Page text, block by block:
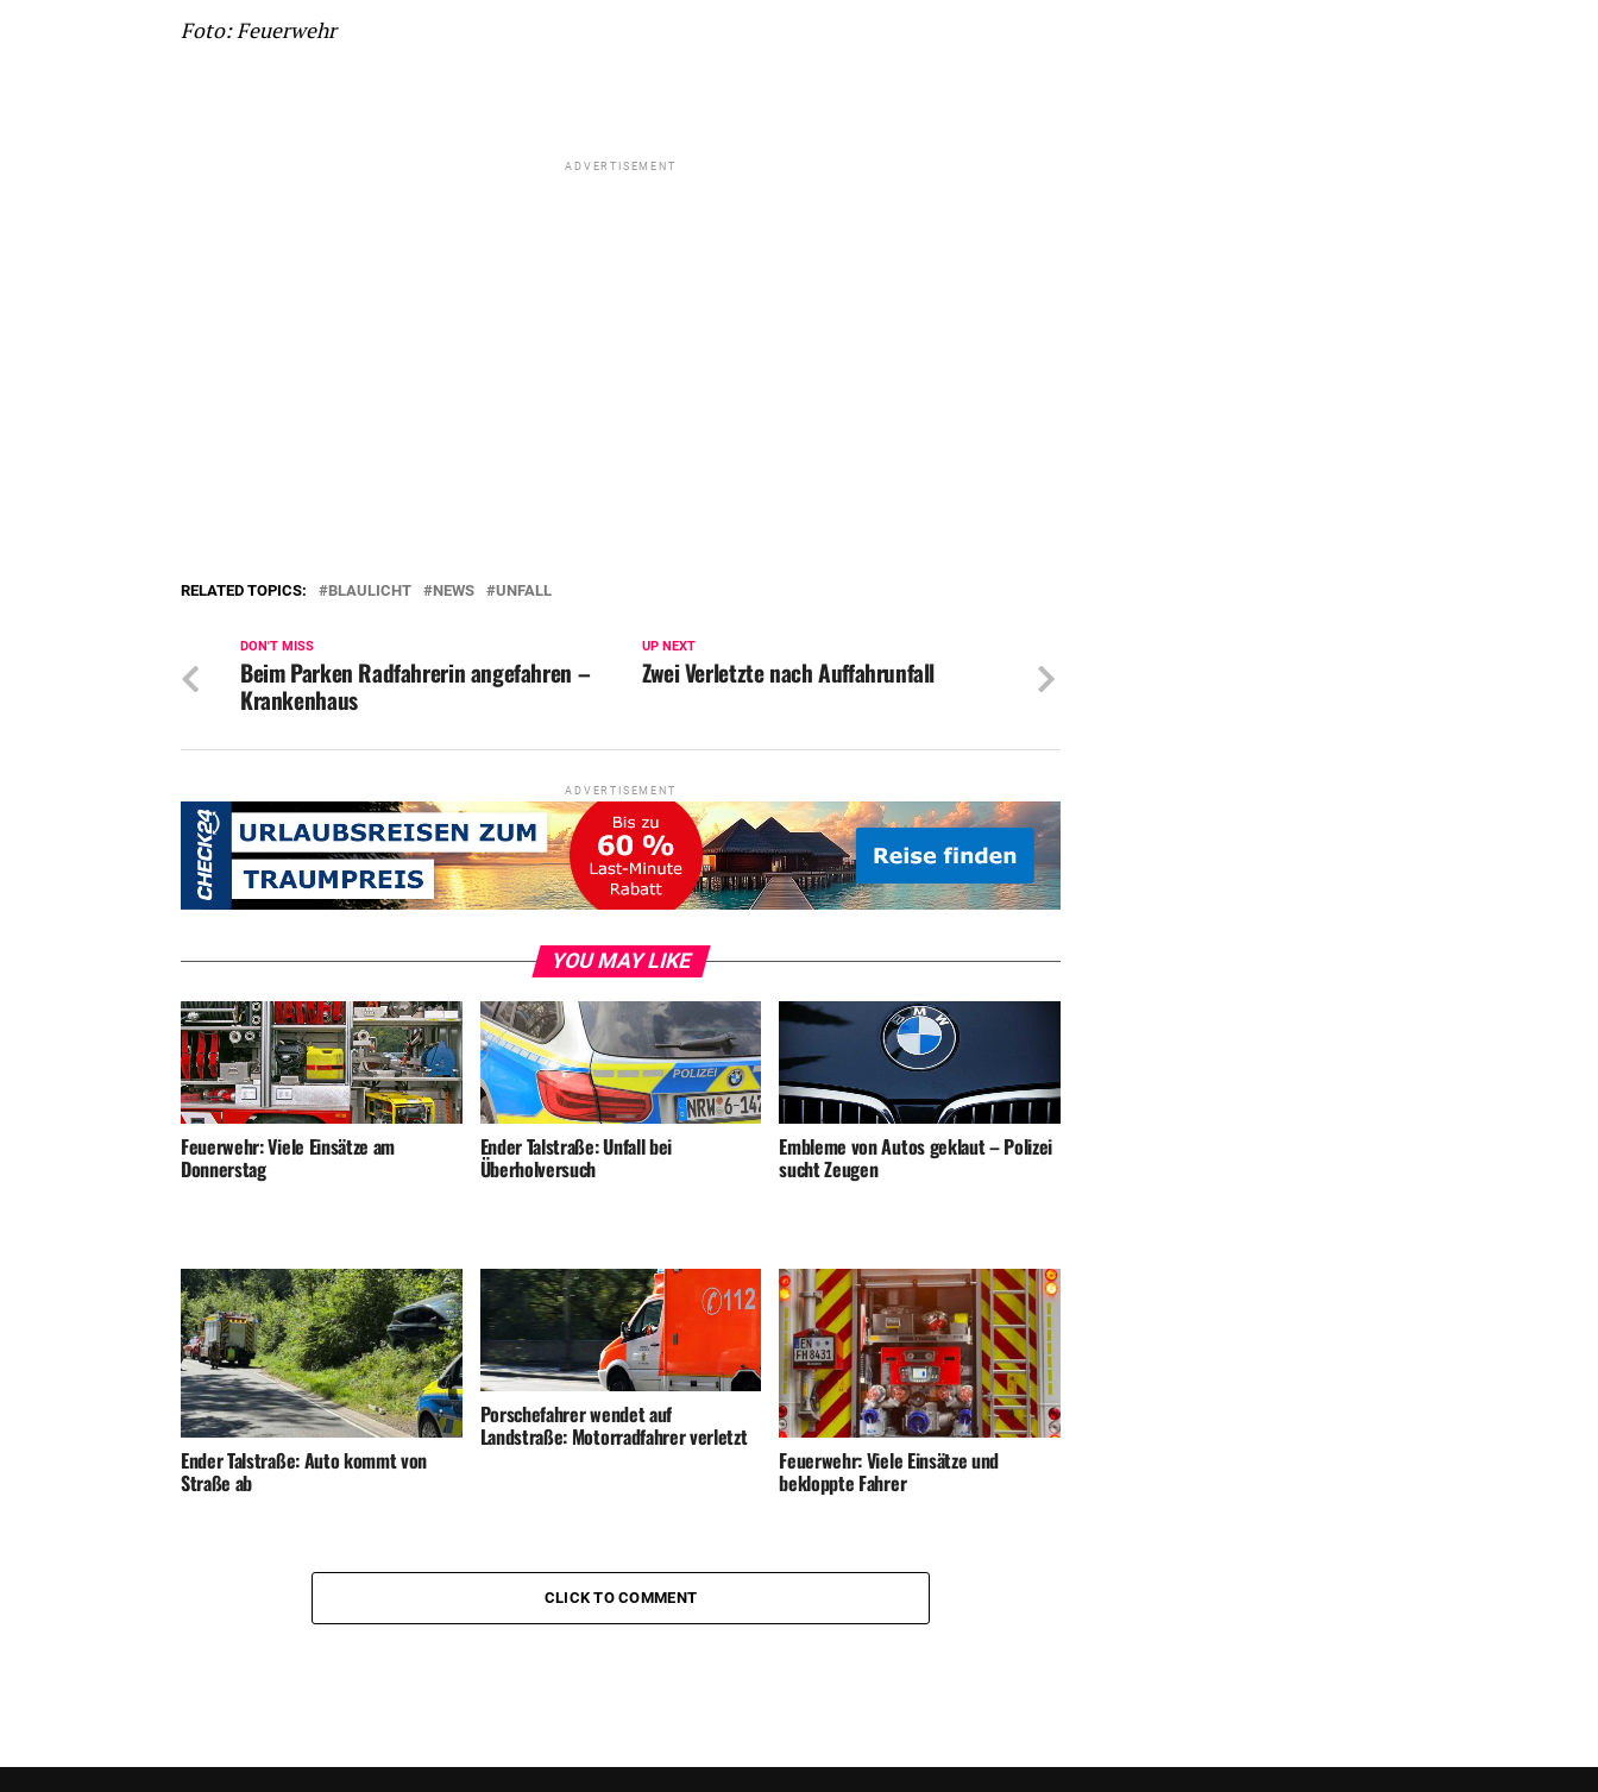
Foto: Feuerwehr
ADVERTISEMENT
RELATED TOPICS: BLAULICHT NEWS UNFALL
UP NEXT
Zwei Verletzte nach Auffahrunfall
DON'T MISS
Beim Parken Radfahrerin angefahren –
Krankenhaus
ADVERTISEMENT
YOU MAY LIKE
Feuerwehr: Viele Einsätze am
Donnerstag
Ender Talstraße: Unfall bei
Überholversuch
Embleme von Autos geklaut – Polizei
sucht Zeugen
Ender Talstraße: Auto kommt von
Straße ab
Porschefahrer wendet auf
Landstraße: Motorradfahrer verletzt
Feuerwehr: Viele Einsätze und
bekloppte Fahrer
CLICK TO COMMENT